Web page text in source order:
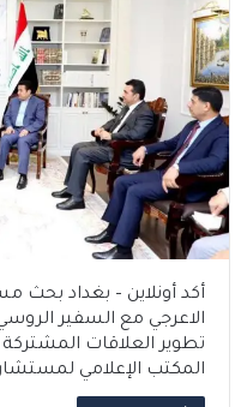
أكد أونلاين – بغداد بحث
الاعرجي مع السفير
تطوير العلاقات
المكتب الإعلامي